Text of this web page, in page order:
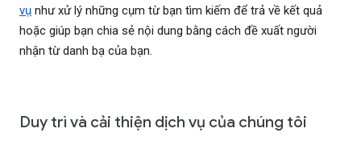
vụ như xử lý những cụm từ bạn tìm kiếm để trả về kết quả
hoặc giúp bạn chia sẻ nội dung bằng cách đề xuất người
nhận từ danh bạ của bạn.
Duy trì và cải thiện dịch vụ của chúng tôi